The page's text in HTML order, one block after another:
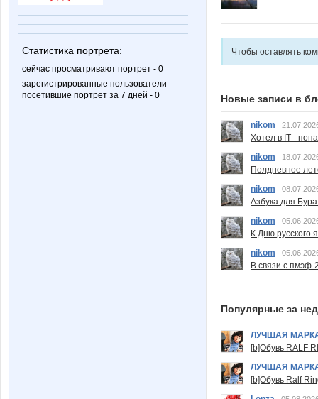
Статистика портрета:
сейчас просматривают портрет - 0
зарегистрированные пользователи
посетившие портрет за 7 дней - 0
Чтобы оставлять
Новые записи в
nikom
Хотел в IT -
nikom
Полдневное
nikom
Азбука для
nikom
К Дню русского
nikom
В связи с пмэф-
Популярные за
ЛУЧШАЯ
[b]Обувь RALF
ЛУЧШАЯ
[b]Обувь Ralf